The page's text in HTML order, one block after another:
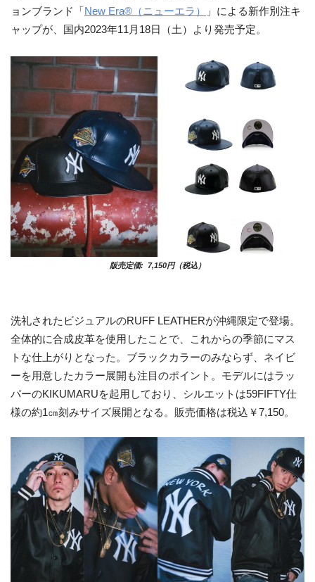
ョンブランド「 New Era®︎（ニューエラ）
」による新作別注キ
ャップが、国内2023年11月18日（土）より発売予定。
販売定価: 7,150円（税込）
洗礼されたビジュアルのRUFF LEATHERが沖縄限定で登場。
全体的に合成皮革を使用したことで、これからの季節にマス
トな仕上がりとなった。ブラックカラーのみならず、ネイビ
ーを用意したカラー展開も注目のポイント。モデルにはラッ
パーのKIKUMARUを起用しており、シルエットは59FIFTY仕
様の約1㎝刻みサイズ展開となる。販売価格は税込￥7,150。